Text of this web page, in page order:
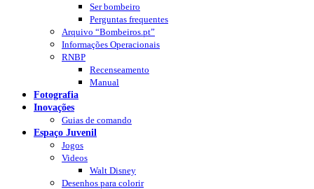
Ser bombeiro
Perguntas frequentes
Arquivo “Bombeiros.pt”
Informações Operacionais
RNBP
Recenseamento
Manual
Fotografia
Inovações
Guias de comando
Espaço Juvenil
Jogos
Videos
Walt Disney
Desenhos para colorir